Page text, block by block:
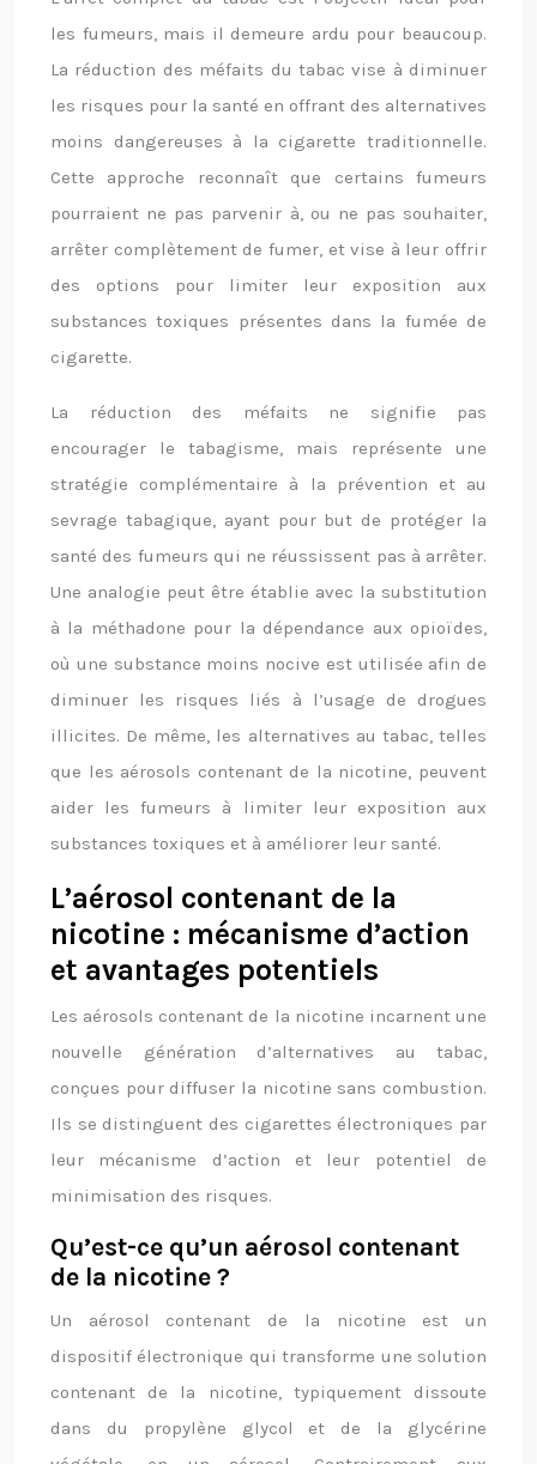
les fumeurs, mais il demeure ardu pour beaucoup.
La réduction des méfaits du tabac vise à diminuer
les risques pour la santé en offrant des alternatives
moins dangereuses à la cigarette traditionnelle.
Cette approche reconnaît que certains fumeurs
pourraient ne pas parvenir à, ou ne pas souhaiter,
arrêter complètement de fumer, et vise à leur offrir
des options pour limiter leur exposition aux
substances toxiques présentes dans la fumée de
cigarette.
La réduction des méfaits ne signifie pas
encourager le tabagisme, mais représente une
stratégie complémentaire à la prévention et au
sevrage tabagique, ayant pour but de protéger la
santé des fumeurs qui ne réussissent pas à arrêter.
Une analogie peut être établie avec la substitution
à la méthadone pour la dépendance aux opioïdes,
où une substance moins nocive est utilisée afin de
diminuer les risques liés à l’usage de drogues
illicites. De même, les alternatives au tabac, telles
que les aérosols contenant de la nicotine, peuvent
aider les fumeurs à limiter leur exposition aux
substances toxiques et à améliorer leur santé.
L’aérosol contenant de la
nicotine : mécanisme d’action
et avantages potentiels
Les aérosols contenant de la nicotine incarnent une
nouvelle génération d’alternatives au tabac,
conçues pour diffuser la nicotine sans combustion.
Ils se distinguent des cigarettes électroniques par
leur mécanisme d’action et leur potentiel de
minimisation des risques.
Qu’est-ce qu’un aérosol contenant
de la nicotine ?
Un aérosol contenant de la nicotine est un
dispositif électronique qui transforme une solution
contenant de la nicotine, typiquement dissoute
dans du propylène glycol et de la glycérine